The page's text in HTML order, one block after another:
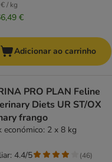
/ kg
€
Adicionar ao carrinho
PRO PLAN Feline
Diets UR ST/OX
frango
económico: 2 x 8 kg
4.4/5 (46)